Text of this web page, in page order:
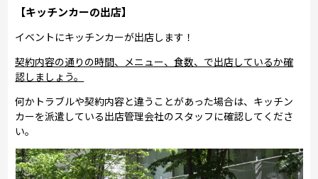
【キッチンカーの出店】
イベントにキッチンカーが出店します！
契約内容の通りの時間、メニュー、食数、で出店しているか確
認しましょう。
何かトラブルや契約内容と違うことがあった場合は、キッチン
カーを派遣している出店管理会社のスタッフに確認してくださ
い。